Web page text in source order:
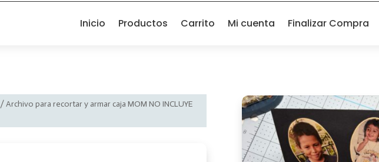
Inicio Productos Carrito Mi cuenta Finalizar Compra
/ Archivo para recortar y armar caja MOM NO INCLUYE